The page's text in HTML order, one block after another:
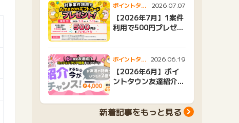
ポイントタウ
ンニュース
2026.07.07
【2026年7月】1案件
利用で500円プレゼン
ポイントタウ
ンニュース
2026.06.19
【2026年6月】ポイ
ントタウン友達紹介キ
新着記事をもっと見る